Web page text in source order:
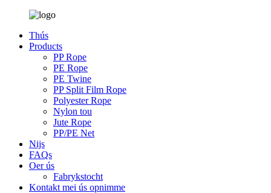
Thús
Products
PP Rope
PE Rope
PE Twine
PP Split Film Rope
Polyester Rope
Nylon tou
Jute Rope
PP/PE Net
Nijs
FAQs
Oer ús
Fabrykstocht
Kontakt mei ús opnimme